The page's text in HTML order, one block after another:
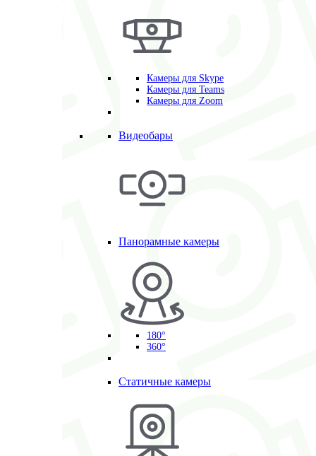
Камеры для Skype
Камеры для Teams
Камеры для Zoom
Видеобары
Панорамные камеры
180°
360°
Статичные камеры